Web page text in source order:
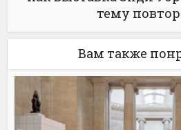
тему
Вам также